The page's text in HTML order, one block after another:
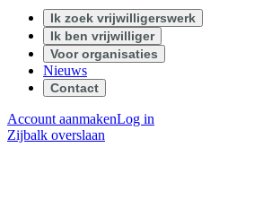
Ik zoek vrijwilligerswerk
Ik ben vrijwilliger
Voor organisaties
Nieuws
Contact
Account aanmakenLog in
Zijbalk overslaan